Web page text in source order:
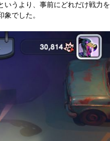
うより、事前にどれだけ戦力を
でした。